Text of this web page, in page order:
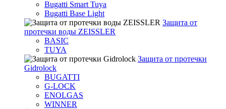
Bugatti Smart Tuya
Bugatti Base Light
Защита от
протечки воды ZEISSLER
BASIC
TUYA
Защита от протечки
Gidrolock
BUGATTI
G-LOCK
ENOLGAS
WINNER